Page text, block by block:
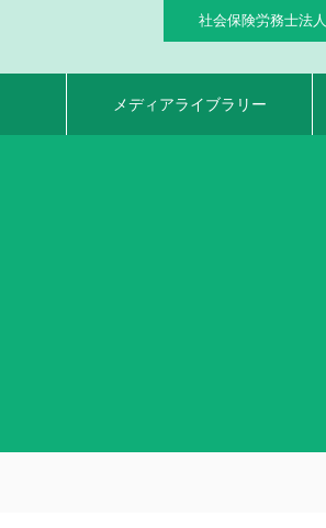
社会保険労務士法人
メディアライブラリー